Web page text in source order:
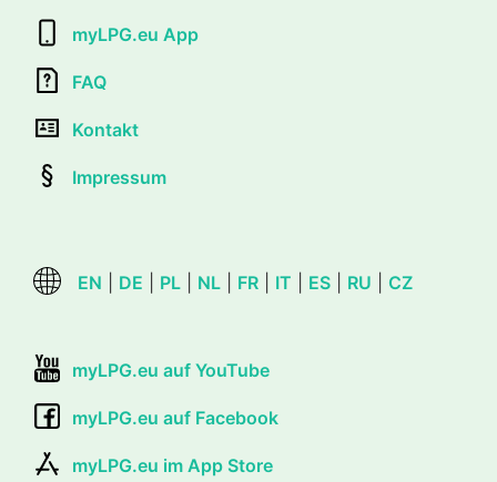
myLPG.eu App
FAQ
Kontakt
Impressum
EN DE PL NL FR IT ES RU CZ
myLPG.eu auf YouTube
myLPG.eu auf Facebook
myLPG.eu im App Store